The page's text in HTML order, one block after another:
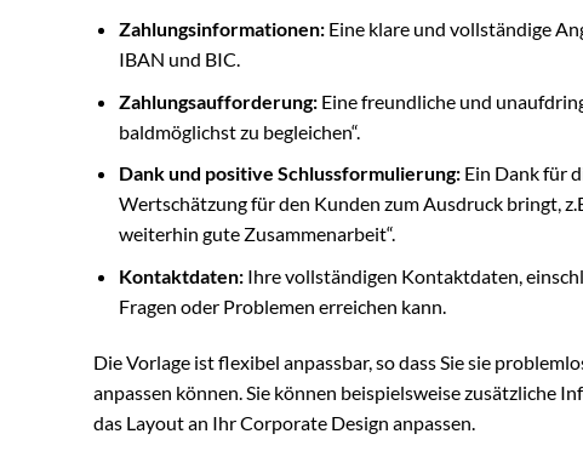
Zahlungsinformationen:Eine klare und vollständige
IBAN und BIC.
Zahlungsaufforderung:Eine freundliche und
baldmöglichst zu begleichen“.
Dank und positive Schlussformulierung:Ein Dank für
Wertschätzung für den Kunden zum Ausdruck bringt,
weiterhin gute Zusammenarbeit“.
Kontaktdaten:Ihre vollständigen Kontaktdaten,
Fragen oder Problemen erreichen kann.
Die Vorlage ist flexibel anpassbar, so dass Sie sie
anpassen können. Sie können beispielsweise zusätzliche
das Layout an Ihr Corporate Design anpassen.